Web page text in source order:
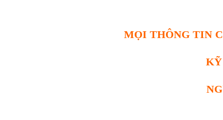
MỌI THÔNG TIN